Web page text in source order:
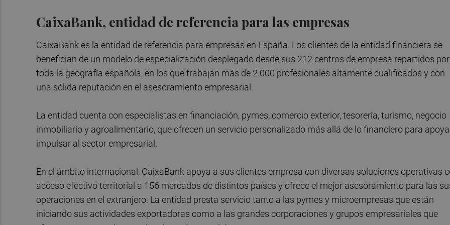
CaixaBank, entidad de referencia para las empresas
CaixaBank es la entidad de referencia para empresas en España. Los clientes de la entidad financiera se
benefician de un modelo de especialización desplegado desde sus 212 centros de empresa repartidos por
toda la geografía española, en los que trabajan más de 2.000 profesionales altamente cualificados y con
una sólida reputación en el asesoramiento empresarial.
La entidad cuenta con especialistas en financiación, pymes, comercio exterior, tesorería, turismo, negocio
inmobiliario y agroalimentario, que ofrecen un servicio personalizado más allá de lo financiero para
impulsar al sector empresarial.
En el ámbito internacional, CaixaBank apoya a sus clientes empresa con diversas soluciones operativas
acceso efectivo territorial a 156 mercados de distintos países y ofrece el mejor asesoramiento para las
operaciones en el extranjero. La entidad presta servicio tanto a las pymes y microempresas que están
iniciando sus actividades exportadoras como a las grandes corporaciones y grupos empresariales que